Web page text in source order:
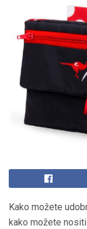
Kako možete
kako možete